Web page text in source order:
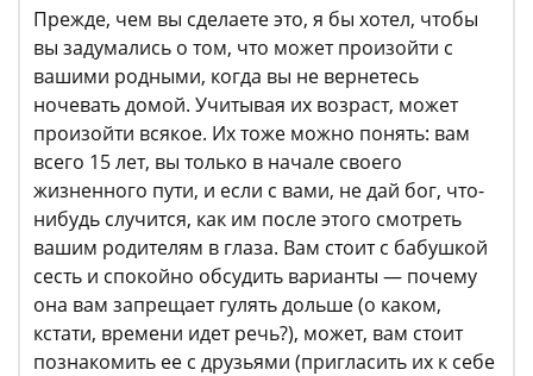
Прежде, чем вы сделаете это, я бы хотел, чтобы
вы задумались о том, что может произойти с
вашими родными, когда вы не вернетесь
ночевать домой. Учитывая их возраст, может
произойти всякое. Их тоже можно понять: вам
всего 15 лет, вы только в начале своего
жизненного пути, и если с вами, не дай бог, что-
нибудь случится, как им после этого смотреть
вашим родителям в глаза. Вам стоит с бабушкой
сесть и спокойно обсудить варианты — почему
она вам запрещает гулять дольше (о каком,
кстати, времени идет речь?), может, вам стоит
познакомить ее с друзьями (пригласить их к себе